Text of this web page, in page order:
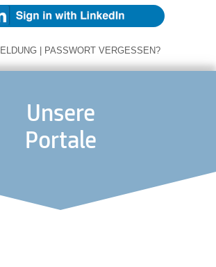
| PASSWORT VERGESSEN?
Unsere
Portale